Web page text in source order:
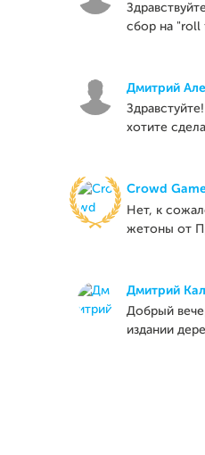
сбор на "roll
Дмитрий
хотите
Crowd
Нет, к
жетоны от
Дмитрий
Добрый
издании